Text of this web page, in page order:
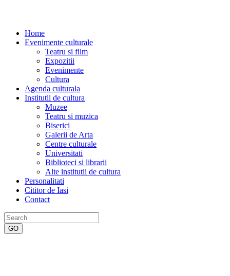
Home
Evenimente culturale
Teatru si film
Expozitii
Evenimente
Cultura
Agenda culturala
Institutii de cultura
Muzee
Teatru si muzica
Biserici
Galerii de Arta
Centre culturale
Universitati
Biblioteci si librarii
Alte institutii de cultura
Personalitati
Cititor de Iasi
Contact